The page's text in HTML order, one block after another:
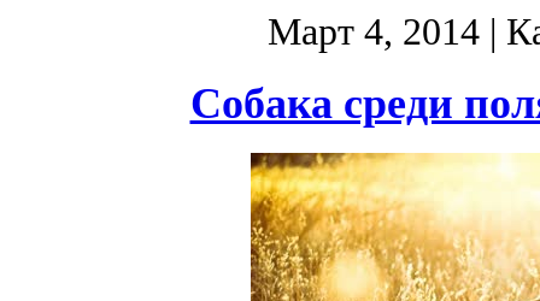
Март 4, 2014|
Собака среди